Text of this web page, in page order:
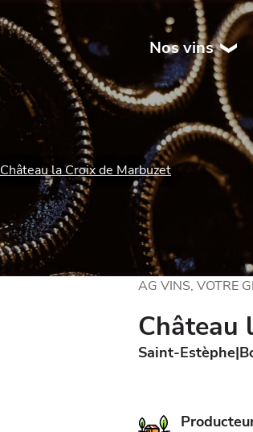
Nos vins
Château la Croix de Marbuzet
AG VINS, VOTRE
Château
Saint-Estèphe